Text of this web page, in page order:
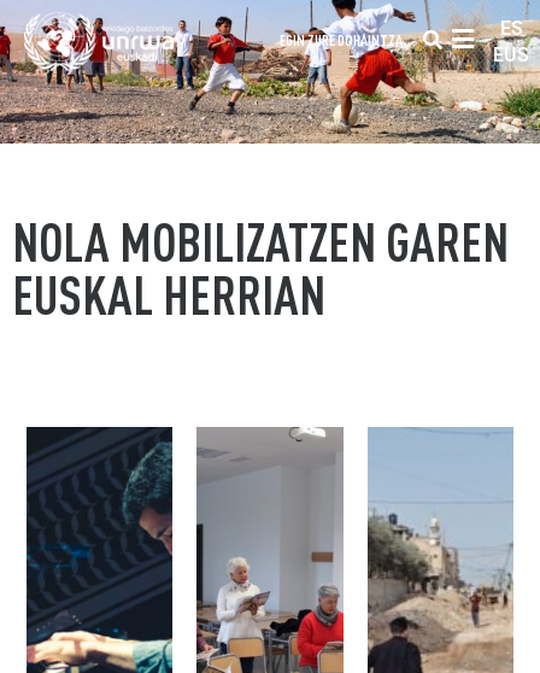
EGIN ZURE DOHAINTZA
ES
EUS
NOLA MOBILIZATZEN GAREN
EUSKAL HERRIAN